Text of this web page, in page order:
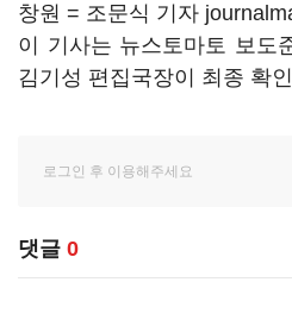
창원 = 조문식 기자
이 기사는 뉴스토마토 보도
김기성 편집국장이 최종 확
댓글 0